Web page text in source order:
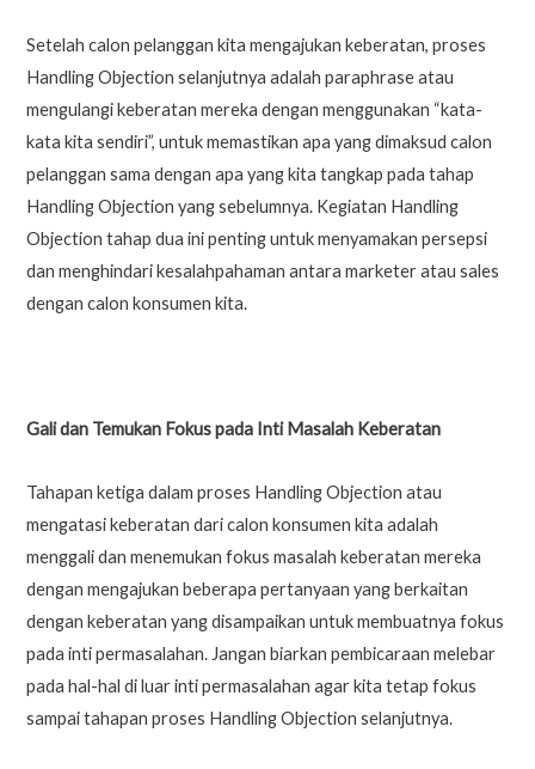
Setelah calon pelanggan kita mengajukan keberatan, proses
Handling Objection selanjutnya adalah paraphrase atau
mengulangi keberatan mereka dengan menggunakan “kata-
kata kita sendiri”, untuk memastikan apa yang dimaksud calon
pelanggan sama dengan apa yang kita tangkap pada tahap
Handling Objection yang sebelumnya. Kegiatan Handling
Objection tahap dua ini penting untuk menyamakan persepsi
dan menghindari kesalahpahaman antara marketer atau sales
dengan calon konsumen kita.
Gali dan Temukan Fokus pada Inti Masalah Keberatan
Tahapan ketiga dalam proses Handling Objection atau
mengatasi keberatan dari calon konsumen kita adalah
menggali dan menemukan fokus masalah keberatan mereka
dengan mengajukan beberapa pertanyaan yang berkaitan
dengan keberatan yang disampaikan untuk membuatnya fokus
pada inti permasalahan. Jangan biarkan pembicaraan melebar
pada hal-hal di luar inti permasalahan agar kita tetap fokus
sampai tahapan proses Handling Objection selanjutnya.